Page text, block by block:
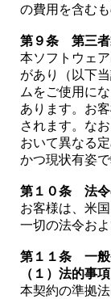
の費用を含むも
第９条 第三者
本ソフトウェ
があり（以下
ムをご使用に
あります。お
されます。な
おいて異なる
かつ現状有姿
第１０条 法令
お客様は、米
一切の法令お
第１１条 一般
（１）法的事
本契約の準拠